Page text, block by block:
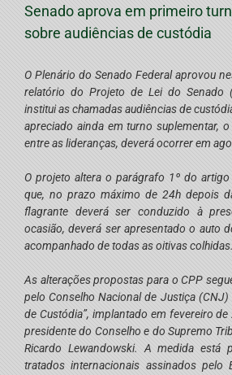
Senado aprova em primeiro
sobre audiências de custódia
O Plenário do Senado Federal aprovou
relatório do Projeto de Lei do Senado
institui as chamadas audiências de
apreciado ainda em turno suplementar,
entre as lideranças, deverá ocorrer em
O projeto altera o parágrafo 1º do
que, no prazo máximo de 24h depois
flagrante deverá ser conduzido à
ocasião, deverá ser apresentado o auto
acompanhado de todas as oitivas colhidas.
As alterações propostas para o CPP
pelo Conselho Nacional de Justiça (CNJ)
de Custódia”, implantado em fevereiro
presidente do Conselho e do Supremo
Ricardo Lewandowski. A medida está
tratados internacionais assinados pelo